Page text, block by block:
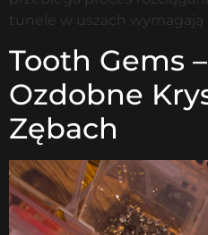
tunele w uszach wymagają
Tooth Gems
Ozdobne
Zębach